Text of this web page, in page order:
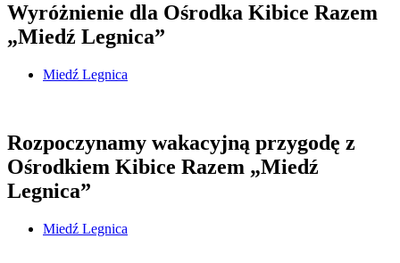
Wyróżnienie dla Ośrodka Kibice Razem
„Miedź Legnica”
Miedź Legnica
Rozpoczynamy wakacyjną przygodę z
Ośrodkiem Kibice Razem „Miedź
Legnica”
Miedź Legnica